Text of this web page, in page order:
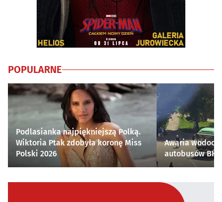
POPULARNE
Podlasianka najpiękniejszą Polką.
Wiktoria Ptak zdobyła koronę Miss
Polski 2026
Awaria
autobusów